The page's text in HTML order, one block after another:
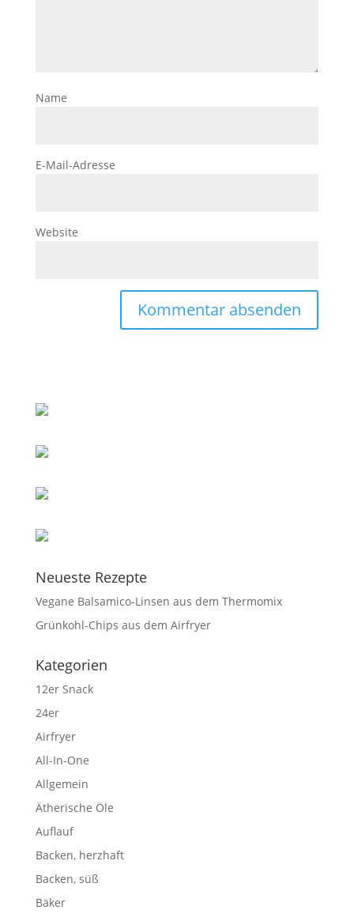
Name
E-Mail-Adresse
Website
Neueste Rezepte
Vegane Balsamico-Linsen aus dem Thermomix
Grünkohl-Chips aus dem Airfryer
Kategorien
12er Snack
24er
Airfryer
All-In-One
Allgemein
Ätherische Öle
Auflauf
Backen, herzhaft
Backen, süß
Bäker